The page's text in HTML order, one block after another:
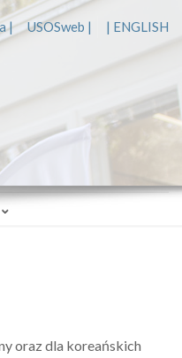
| USOSweb | | ENGLISH
oraz dla koreańskich